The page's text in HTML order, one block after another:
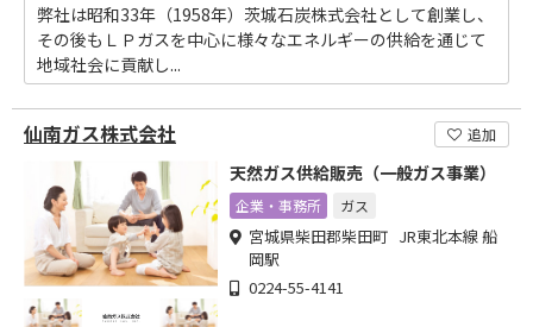
弊社は昭和33年（1958年）茨城石炭株式会社として創業し、
その後もＬＰガスを中心に様々なエネルギーの供給を通じて
地域社会に貢献し...
仙南ガス株式会社 追加
天然ガス供給販売（一般ガス事業）
企業・事務所 ガス
宮城県柴田郡柴田町 JR東北本線 船
岡駅
0224-55-4141